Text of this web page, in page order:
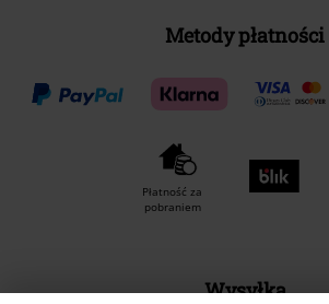
Metody płatności
Płatność za
pobraniem
Wysyłka